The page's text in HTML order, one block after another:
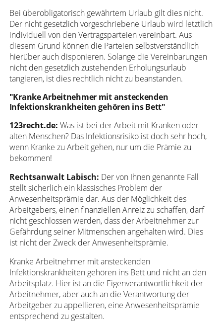
Bei überobligatorisch gewährtem Urlaub gilt dies nicht.
Der nicht gesetzlich vorgeschriebene Urlaub wird letztlich
individuell von den Vertragsparteien vereinbart. Aus
diesem Grund können die Parteien selbstverständlich
hierüber auch disponieren. Solange die Vereinbarungen
nicht den gesetzlich zustehenden Erholungsurlaub
tangieren, ist dies rechtlich nicht zu beanstanden.
"Kranke Arbeitnehmer mit ansteckenden
Infektionskrankheiten gehören ins Bett"
123recht.de: Was ist bei der Arbeit mit Kranken oder
alten Menschen? Das Infektionsrisiko ist doch sehr hoch,
wenn Kranke zu Arbeit gehen, nur um die Prämie zu
bekommen!
Rechtsanwalt Labisch: Der von Ihnen genannte Fall
stellt sicherlich ein klassisches Problem der
Anwesenheitsprämie dar. Aus der Möglichkeit des
Arbeitgebers, einen finanziellen Anreiz zu schaffen, darf
nicht geschlossen werden, dass der Arbeitnehmer zur
Gefährdung seiner Mitmenschen angehalten wird. Dies
ist nicht der Zweck der Anwesenheitsprämie.
Kranke Arbeitnehmer mit ansteckenden
Infektionskrankheiten gehören ins Bett und nicht an den
Arbeitsplatz. Hier ist an die Eigenverantwortlichkeit der
Arbeitnehmer, aber auch an die Verantwortung der
Arbeitgeber zu appellieren, eine Anwesenheitsprämie
entsprechend zu gestalten.